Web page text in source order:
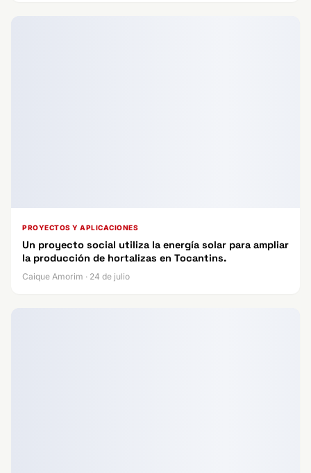
PROYECTOS Y APLICACIONES
Un proyecto social utiliza la energía solar para ampliar
la producción de hortalizas en Tocantins.
Caique Amorim · 24 de julio